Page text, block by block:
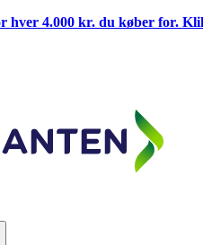
hver 4.000 kr. du køber for.